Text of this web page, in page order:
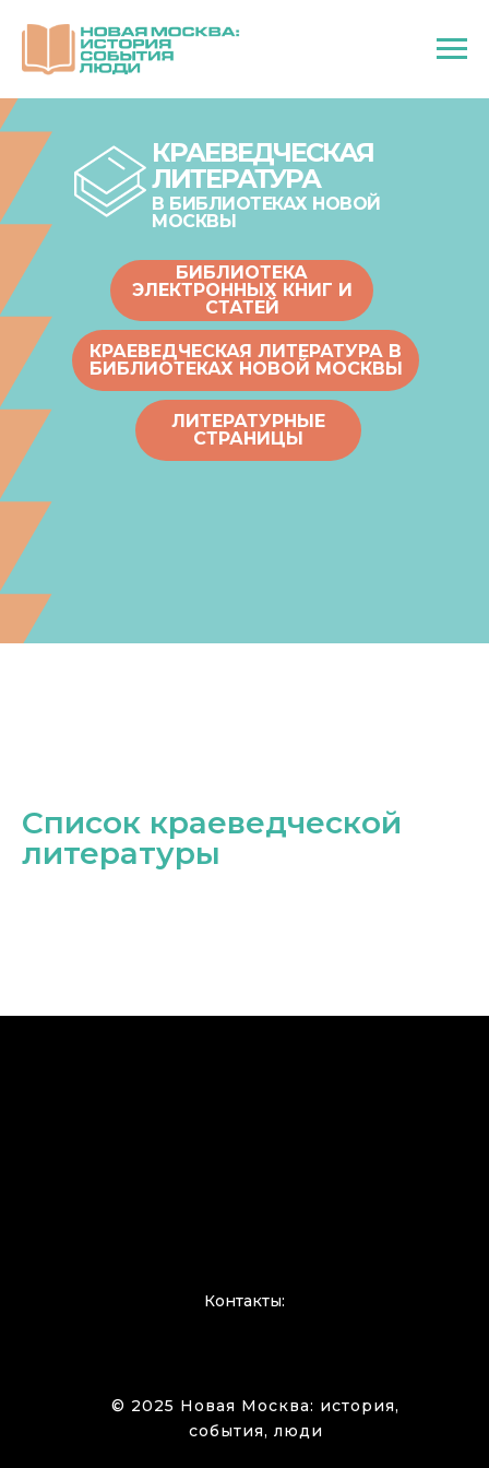
БИБЛИОТЕКА
ЭЛЕКТРОННЫХ КНИГ И
СТАТЕЙ
КРАЕВЕДЧЕСКАЯ ЛИТЕРАТУРА В
БИБЛИОТЕКАХ НОВОЙ МОСКВЫ
ЛИТЕРАТУРНЫЕ
СТРАНИЦЫ
КРАЕВЕДЧЕСКАЯ
ЛИТЕРАТУРА
В БИБЛИОТЕКАХ НОВОЙ
МОСКВЫ
Список краеведческой
литературы
© 2025 Новая Москва: история,
события, люди
Контакты: